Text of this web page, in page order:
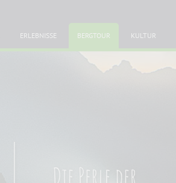
ERLEBNISSE BERGTOUR KULTUR